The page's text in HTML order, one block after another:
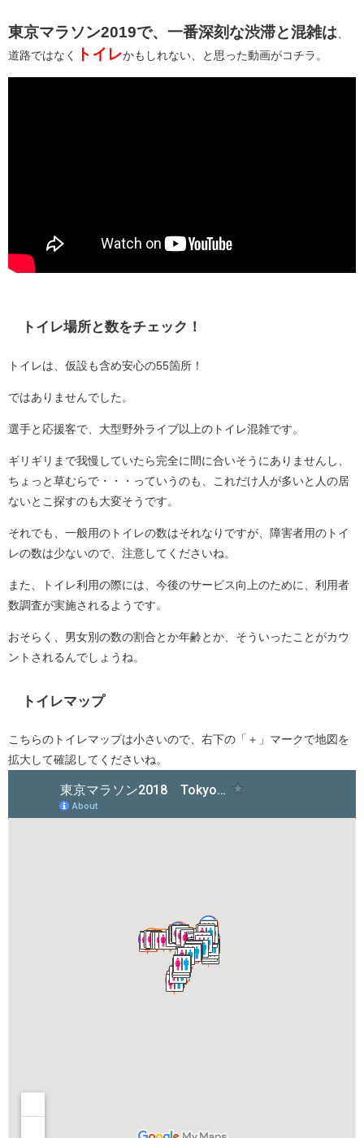
東京マラソン2019で、一番深刻な渋滞と混雑は
道路ではなく
トイレかもしれない、と思った動画がコチラ。
トイレ場所と数をチェック！
トイレは、仮設も含め安心の55箇所！
ではありませんでした。
選手と応援客で、大型野外ライブ以上のトイレ混雑です。
ギリギリまで我慢していたら完全に間に合いそうにありませんし、
ちょっと草むらで・・・っていうのも、これだけ人が多いと人の居
ないとこ探すのも大変そうです。
それでも、一般用のトイレの数はそれなりですが、障害者用のトイ
レの数は少ないので、注意してくださいね。
また、トイレ利用の際には、今後のサービス向上のために、利用者
数調査が実施されるようです。
おそらく、男女別の数の割合とか年齢とか、そういったことがカウ
ントされるんでしょうね。
トイレマップ
こちらのトイレマップは小さいので、右下の「＋」マークで地図を
拡大して確認してくださいね。